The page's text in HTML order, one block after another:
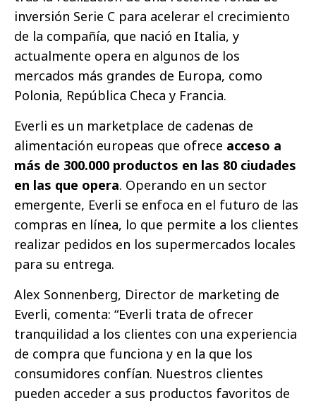
inversión Serie C para acelerar el crecimiento
de la compañía, que nació en Italia, y
actualmente opera en algunos de los
mercados más grandes de Europa, como
Polonia, República Checa y Francia.
Everli es un marketplace de cadenas de
alimentación europeas que ofrece acceso a
más de 300.000 productos en las 80 ciudades
en las que opera. Operando en un sector
emergente, Everli se enfoca en el futuro de las
compras en línea, lo que permite a los clientes
realizar pedidos en los supermercados locales
para su entrega.
Alex Sonnenberg, Director de marketing de
Everli, comenta: “Everli trata de ofrecer
tranquilidad a los clientes con una experiencia
de compra que funciona y en la que los
consumidores confían. Nuestros clientes
pueden acceder a sus productos favoritos de